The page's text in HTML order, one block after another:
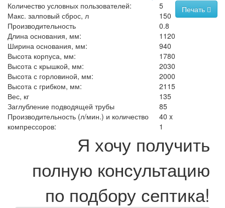
Печать
Количество условных пользователей:
5
Макс. залповый сброс, л
150
Производительность
0.8
Длина основания, мм:
1120
Ширина основания, мм:
940
Высота корпуса, мм:
1780
Высота с крышкой, мм:
2030
Высота с горловиной, мм:
2000
Высота с грибком, мм:
2115
Вес, кг
135
Заглубление подводящей трубы
85
Производительность (л/мин.) и количество
компрессоров:
40 x
1
Я хочу получить
полную консультацию
по подбору септика!